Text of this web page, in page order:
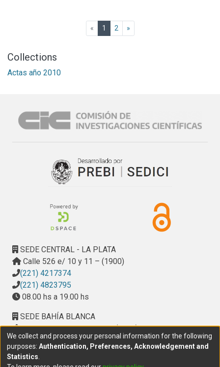
« 1 (current)
2 »
Collections
Actas año 2010
SEDE CENTRAL - LA PLATA
Calle 526 e/ 10 y 11 – (1900)
(221) 4217374
(221) 4823795
08.00 hs a 19.00 hs
SEDE BAHÍA BLANCA
Calle Ciudad de Cali 320 – (8000). Universidad
Provincial del Sudoeste (UPSO)
(291) 459 2550
, interno 147
10.00 h a 14.00 h
We collect and process your personal information for the following
purposes: Authentication, Preferences, Acknowledgement and
Statistics